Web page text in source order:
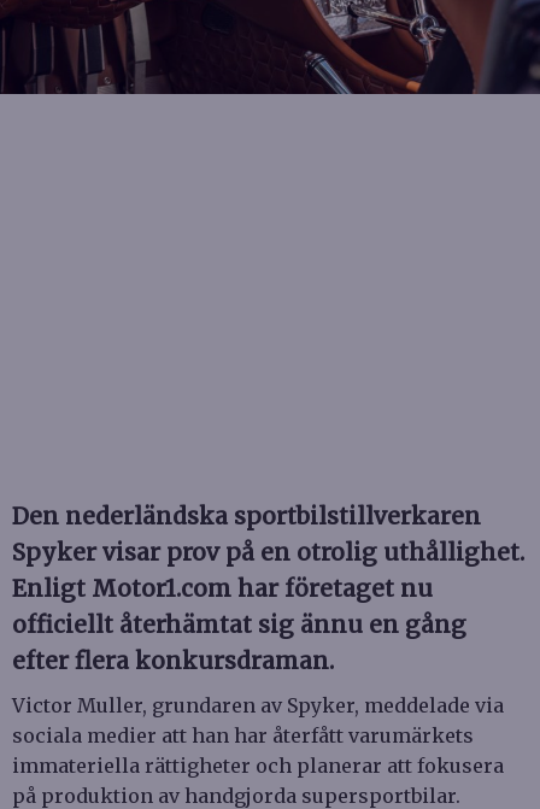
Den nederländska sportbilstillverkaren
Spyker visar prov på en otrolig uthållighet.
Enligt Motor1.com har företaget nu
officiellt återhämtat sig ännu en gång
efter flera konkursdraman.
Victor Muller, grundaren av Spyker, meddelade via
sociala medier att han har återfått varumärkets
immateriella rättigheter och planerar att fokusera
på produktion av handgjorda supersportbilar.